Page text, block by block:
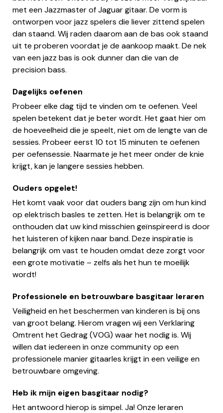
met een Jazzmaster of Jaguar gitaar. De vorm is
ontworpen voor jazz spelers die liever zittend spelen
dan staand. Wij raden daarom aan de bas ook staand
uit te proberen voordat je de aankoop maakt. De nek
van een jazz bas is ook dunner dan die van de
precision bass.
Dagelijks oefenen
Probeer elke dag tijd te vinden om te oefenen. Veel
spelen betekent dat je beter wordt. Het gaat hier om
de hoeveelheid die je speelt, niet om de lengte van de
sessies. Probeer eerst 10 tot 15 minuten te oefenen
per oefensessie. Naarmate je het meer onder de knie
krijgt, kan je langere sessies hebben.
Ouders opgelet!
Het komt vaak voor dat ouders bang zijn om hun kind
op elektrisch basles te zetten. Het is belangrijk om te
onthouden dat uw kind misschien geïnspireerd is door
het luisteren of kijken naar band. Deze inspiratie is
belangrijk om vast te houden omdat deze zorgt voor
een grote motivatie – zelfs als het hun te moeilijk
wordt!
Professionele en betrouwbare basgitaar leraren
Veiligheid en het beschermen van kinderen is bij ons
van groot belang. Hierom vragen wij een Verklaring
Omtrent het Gedrag (VOG) waar het nodig is. Wij
willen dat iedereen in onze community op een
professionele manier gitaarles krijgt in een veilige en
betrouwbare omgeving.
Heb ik mijn eigen basgitaar nodig?
Het antwoord hierop is simpel. Ja! Onze leraren